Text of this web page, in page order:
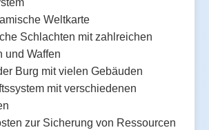
Weltkarte
Schlachten mit zahlreichen
und Waffen
Burg mit vielen Gebäuden
mit verschiedenen
zur Sicherung von Ressourcen